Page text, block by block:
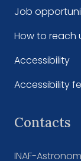
Job
How to reach
Accessibility
Accessibility
Contacts
INAF-